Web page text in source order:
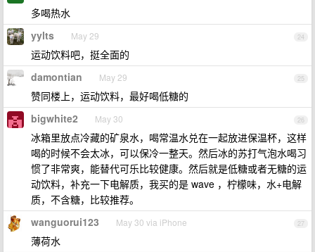
多喝热水
24
yylts May 29
运动饮料吧，挺全面的
25
damontian May 29
赞同楼上，运动饮料，最好喝低糖的
26
bigwhite2 May 30
冰箱里放点冷藏的矿泉水，喝常温水兑在一起放进保温杯，这样
喝的时候不会太冰，可以保冷一整天。然后冰的苏打气泡水喝习
惯了非常爽，能替代可乐比较健康。然后就是低糖或者无糖的运
动饮料，补充一下电解质，我买的是 wave ，柠檬味，水+电解
质，不含糖，比较推荐。
27
wanguorui123 May 30 via iPhone
薄荷水